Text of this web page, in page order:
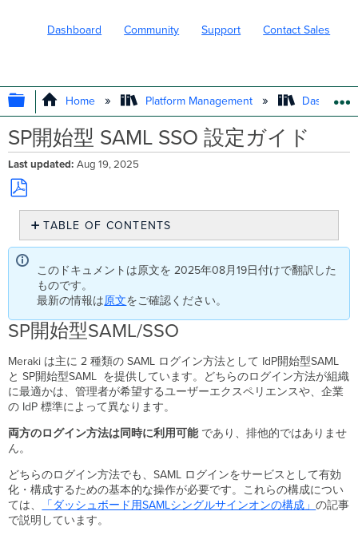
Dashboard Community Support Contact Sales
EXPAND/COLLAPSE GLOBAL
Home Platform Management
SP開始型 SAML SSO 設定ガイド
Last updated Aug 19, 2025
Save
PDF
TABLE OF CONTENTS
SP
始
型
SAML/SSO
構
組
織
用
の
固
有
ブ
ド
メ
イ
このドキュメントは原文を 2025年08月19日付けで翻訳した
ものです。
最新の情報は原文をご確認ください。
SP開始型SAML/SSO
Meraki は主に 2 種類の SAML ログイン方法として IdP開始型SAML
と SP開始型SAML を提供しています。どちらのログイン方法が組織
に最適かは、管理者が希望するユーザーエクスペリエンスや、企業
の IdP 標準によって異なります。
両方のログイン方法は同時に利用可能であり、排他的ではありませ
ん。
どちらのログイン方法でも、SAML ログインをサービスとして有効
化・構成するための基本的な操作が必要です。これらの構成につい
ては、
「ダッシュボード用SAMLシングルサインオンの構成」の記事
で説明しています。